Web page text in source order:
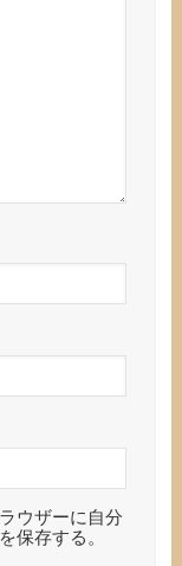
ウザーに自分
保存する。